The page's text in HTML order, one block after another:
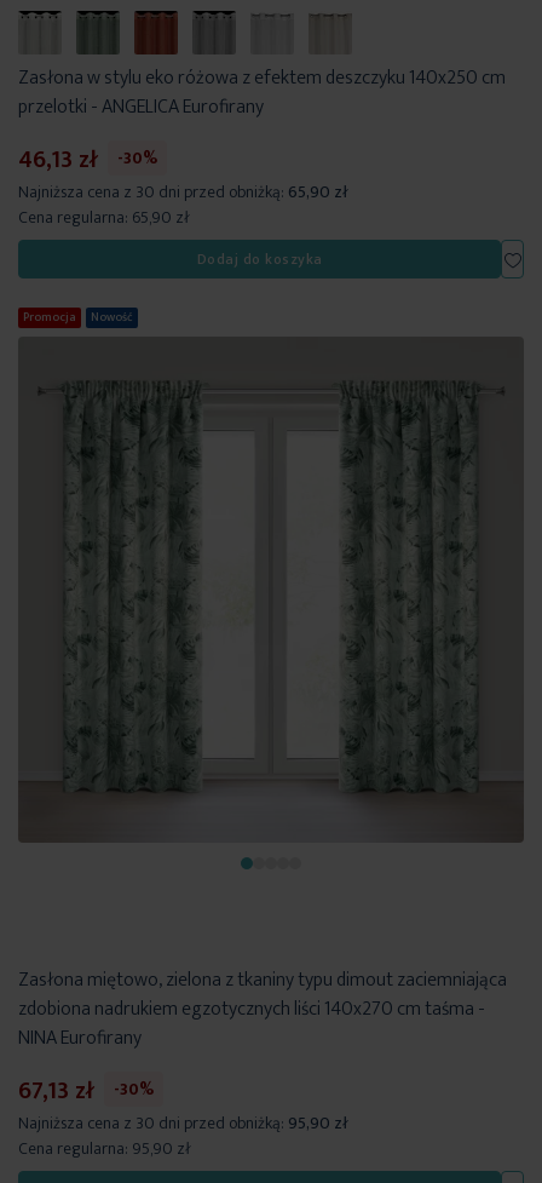
Zasłona w stylu eko różowa z efektem deszczyku 140x250 cm
przelotki - ANGELICA Eurofirany
46,13 zł
-30%
Najniższa cena z 30 dni przed obniżką: 65,90 zł
Cena regularna: 65,90 zł
Dodaj do koszyka
Promocja Nowość
Zasłona miętowo, zielona z tkaniny typu dimout zaciemniająca
zdobiona nadrukiem egzotycznych liści 140x270 cm taśma -
NINA Eurofirany
67,13 zł
-30%
Najniższa cena z 30 dni przed obniżką: 95,90 zł
Cena regularna: 95,90 zł